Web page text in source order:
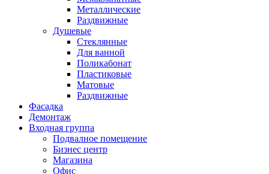
Металлические
Раздвижные
Душевые
Стеклянные
Для ванной
Поликабонат
Пластиковые
Матовые
Раздвижные
Фасадка
Демонтаж
Входная группа
Подвалное помещение
Бизнес центр
Магазина
Офис